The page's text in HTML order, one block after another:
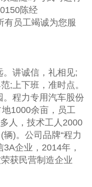
陈经
有员工竭诚为您服
讲诚信，礼相见;
;上下班，准时点。
程力专用汽车股份
1000余亩，员工
人，技术工人2000
)。公司品牌“程力
企业，2014年，
获民营制造企业